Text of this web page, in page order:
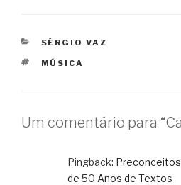
CATEGORIAS
SÉRGIO VAZ
TAGS
MÚSICA
Um comentário para
Pingback: Preconceitos
de 50 Anos de Textos